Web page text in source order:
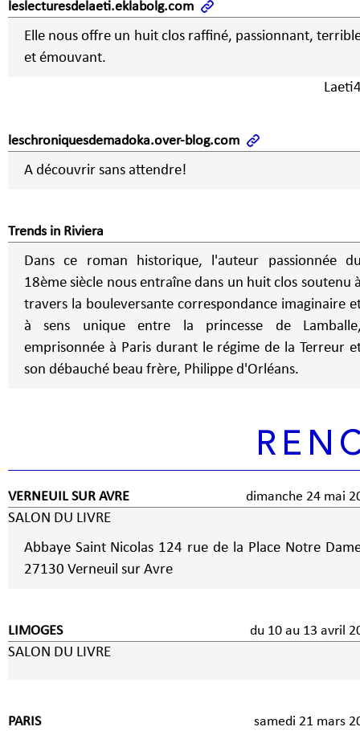
leslecturesdelaeti.eklabolg.com
Elle nous offre un huit clos raffiné, passionnant,
et émouvant.
leschroniquesdemadoka.over-blog.com
A découvrir sans attendre!
Trends in Riviera
Dans ce roman historique, l'auteur passionnée
18ème siècle nous entraîne dans un huit clos soutenu
travers la bouleversante correspondance imaginaire
à sens unique entre la princesse de
emprisonnée à Paris durant le régime de la Terreur
son débauché beau frère, Philippe d'Orléans.
VERNEUIL SUR AVRE dimanche 24 mai
SALON DU LIVRE
Abbaye Saint Nicolas 124 rue de la Place Notre Dame
27130 Verneuil sur Avre
LIMOGES du 10 au 13 avril
SALON DU LIVRE
PARIS samedi 21 mars